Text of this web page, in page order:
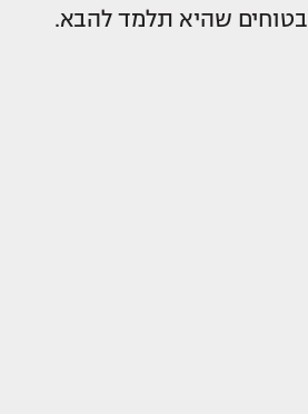
במיוחד, אבל ב-TMI בטוחים שהיא תלמד להבא.